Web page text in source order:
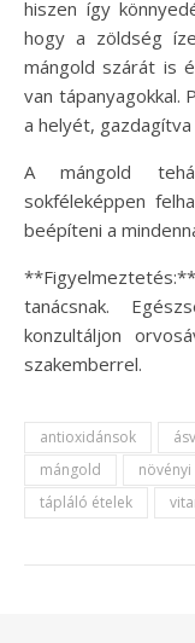
hiszen így
hogy a zöldség
mángold szárát is
van tápanyagokkal.
a helyét,
A mángold
sokféleképpen
beépíteni a
tanácsnak.
konzultáljon
szakemberrel.
antioxidánsok
mángold
tápláló ételek